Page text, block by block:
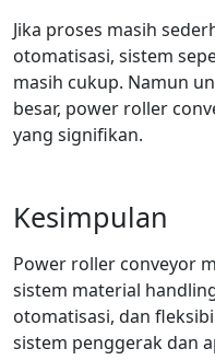
Jika proses masih
otomatisasi, sistem
masih cukup. Namun
besar, power roller
yang signifikan.
Kesimpulan
Power roller conveyor
sistem material
otomatisasi, dan
sistem penggerak dan